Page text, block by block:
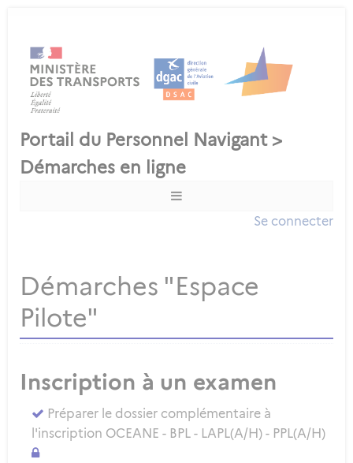
Se connecter
Démarches "Espace
Pilote"
Inscription à un examen
Préparer le dossier complémentaire à
l'inscription OCEANE - BPL - LAPL(A/H) - PPL(A/H)